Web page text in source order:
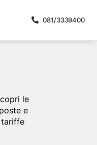
081/3339400
le
e
tariffe